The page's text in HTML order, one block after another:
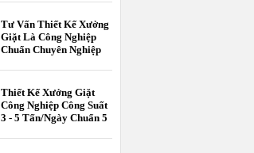
Tư Vấn Thiết Kế Xưởng
Giặt Là Công Nghiệp
Chuẩn Chuyên Nghiệp
Thiết Kế Xưởng Giặt
Công Nghiệp Công Suất
3 - 5 Tấn/Ngày Chuẩn 5